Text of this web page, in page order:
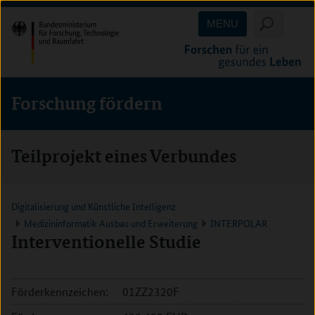
Direkt
zum
Inhalt
(Eingabetaste)
Direkt
zum
Hauptmenu
(Eingabetaste)
Direkt
zur
Suche
(Eingabetaste)
MENU
Forschung fördern
Teilprojekt eines Verbundes
Digitalisierung und Künstliche Intelligenz
Medizininformatik Ausbau und Erweiterung
INTERPOLAR
Interventionelle Studie
Förderkennzeichen:
01ZZ2320F